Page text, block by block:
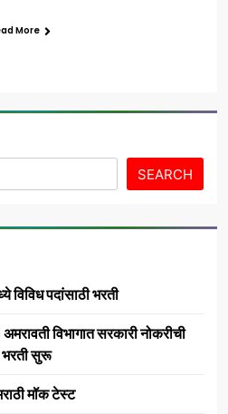
More
SEARCH
विविध पदांसाठी भरती
विभागात सरकारी नोकरीची
भरती सुरू
मॉक टेस्ट